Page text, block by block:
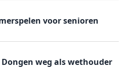
voor senioren
Dongen weg als wethouder